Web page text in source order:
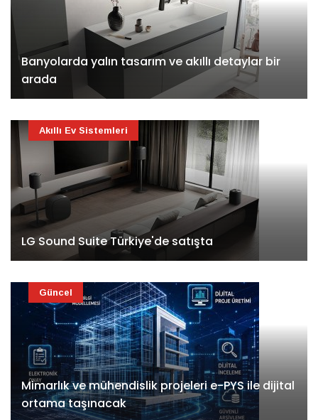
Banyolarda yalın tasarım ve akıllı detaylar bir
arada
LG Sound Suite Türkiye'de satışta
Akıllı Ev Sistemleri
Mimarlık ve mühendislik projeleri e-PYS ile dijital
ortama taşınacak
Güncel